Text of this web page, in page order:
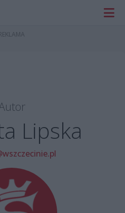
Lipska